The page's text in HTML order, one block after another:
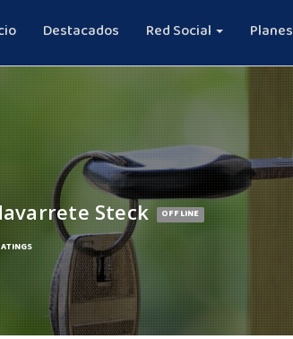
Destacados Red Social Planes
Steck OFFLINE